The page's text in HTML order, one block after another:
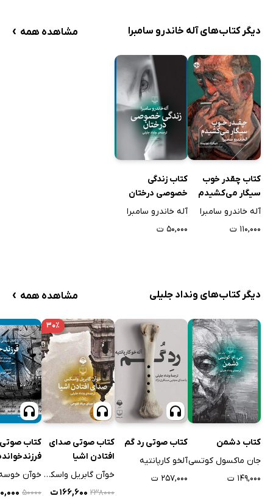
دیگر کتاب‌های آله خاندرو سامبرا مشاهده همه ›
کتاب چقدر خوب
سیگار می‌کشیدم
آله خاندرو سامبرا
۱۱۰,۰۰۰ ت
کتاب زندگی
خصوصی درختان
آله خاندرو سامبرا
۵۰,۰۰۰ ت
دیگر کتاب‌های ونداد جلیلی مشاهده همه ›
کتاب دشمن
جان ماکسول کوتسی
۱۴۹,۰۰۰ ت
کتاب صوتی رد گم
آلخو کارپانتیه
۲۵۷,۰۰۰ ت
۳۰٪
کتاب صوتی صدای
افتادن اشیا
خوآن گابریل واسکس
۲۳۸۰۰۰ ۱۶۶,۶۰۰ ت
کتاب صوتی
خوآن
۵۰۰۰۰